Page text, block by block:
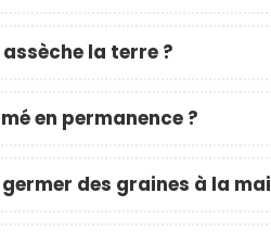
la terre ?
en permanence ?
des graines à la